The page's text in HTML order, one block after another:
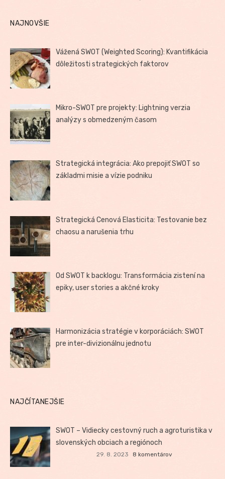
NAJNOVŠIE
Vážená SWOT (Weighted Scoring): Kvantifikácia
dôležitosti strategických faktorov
Mikro-SWOT pre projekty: Lightning verzia
analýzy s obmedzeným časom
Strategická integrácia: Ako prepojiť SWOT so
základmi misie a vízie podniku
Strategická Cenová Elasticita: Testovanie bez
chaosu a narušenia trhu
Od SWOT k backlogu: Transformácia zistení na
epiky, user stories a akčné kroky
Harmonizácia stratégie v korporáciách: SWOT
pre inter-divizionálnu jednotu
NAJČÍTANEJŠIE
SWOT – Vidiecky cestovný ruch a agroturistika v
slovenských obciach a regiónoch
29. 8. 2023 8 komentárov